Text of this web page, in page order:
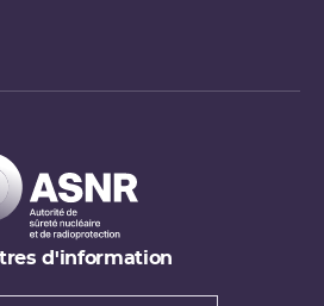
d'information